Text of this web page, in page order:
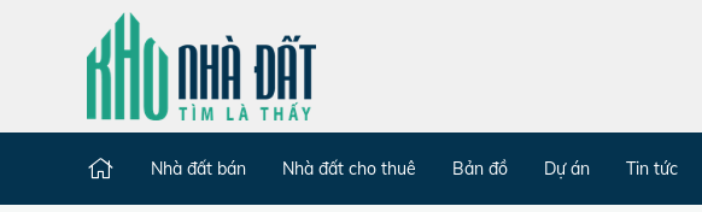
Nhà đất bán Nhà đất cho thuê Bản đồ Dự án Tin tức